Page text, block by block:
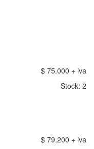
$ 75.000 + iva
Stock: 2
$ 79.200 + iva